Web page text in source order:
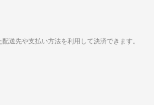
送先や支払い方法を利用して決済できます。